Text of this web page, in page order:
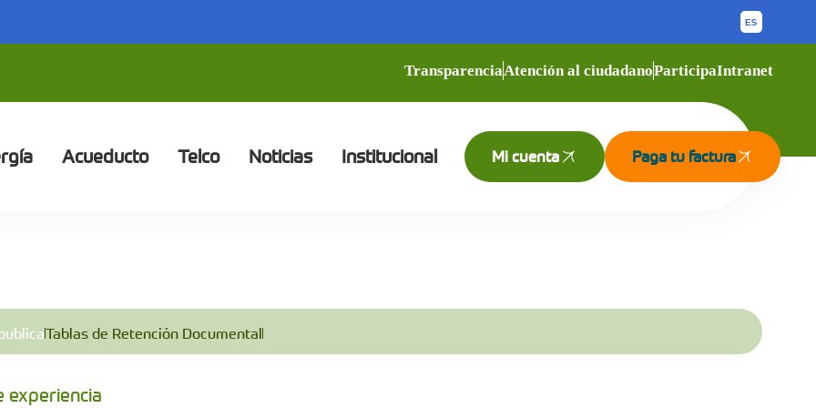
TransparenciaAtención al ciudadanoParticipaIntranet
Acueducto Telco Noticias Institucional Mi cuenta Paga tu factura
Tablas de Retención Documental
experiencia